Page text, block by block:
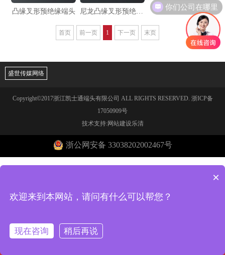
凸缘叉形预绝缘端头 尼龙凸缘叉形预绝缘端头
首页 前一页 1 下一页 末页
盛世传媒网络
Copyright©2017浙江凯士通端头有限公司 ALL RIGHTS RESERVED. 浙ICP备
17050909号
技术支持:网站建设乐清
浙公网安备 33038202002467号
你们公司在哪里
×
欢迎来到本网站，请问有什么可以帮您？
现在咨询 稍后再说